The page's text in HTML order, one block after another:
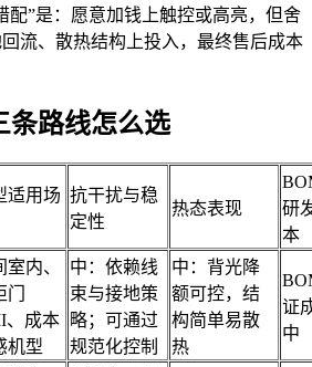
配”是：愿意加钱上触控或高亮，但舍
流、散热结构上投入，最终售后成本
条路线怎么选
适用场 抗干扰与稳
定性
热态表现
研
本
室内、
、成本
机型
中：依赖线
束与接地策
略；可通过
规范化控制
中：背光降
额可控，结
构简单易散
热
证
中